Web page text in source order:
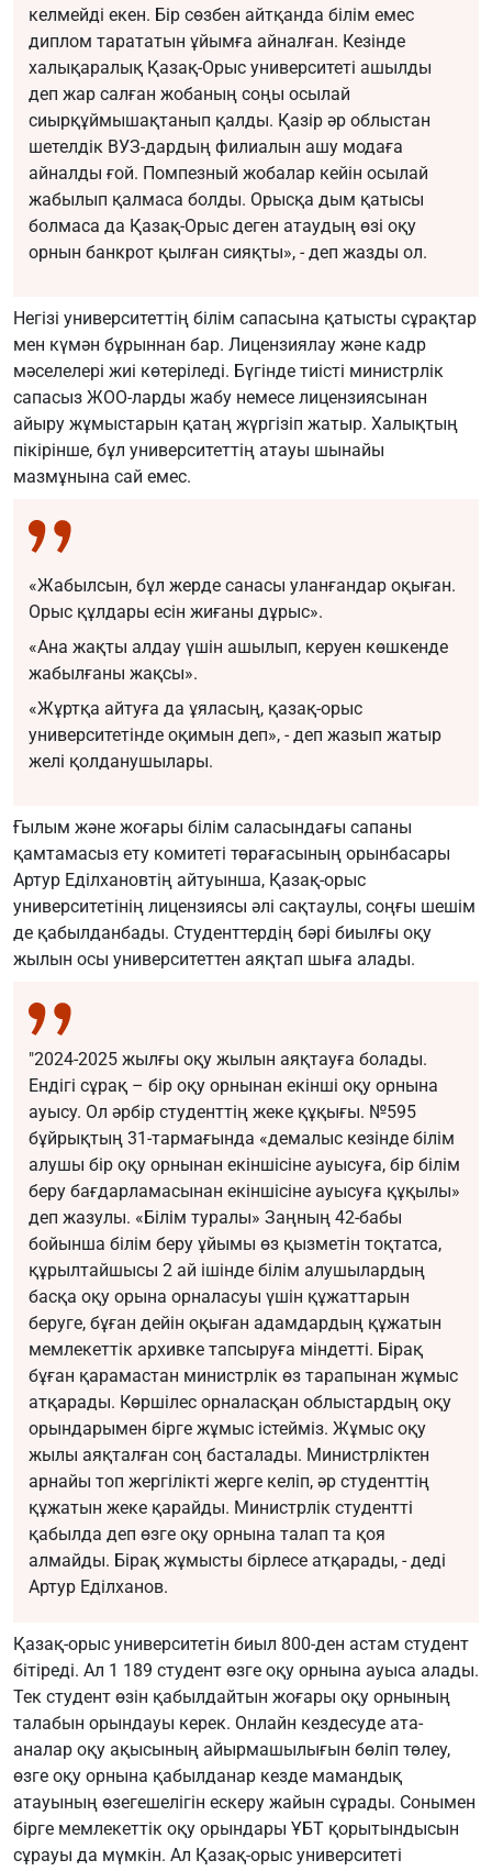
келмейді екен. Бір сөзбен айтқанда білім емес
диплом тарататын ұйымға айналған. Кезінде
халықаралық Қазақ-Орыс университеті ашылды
деп жар салған жобаның соңы осылай
сиырқұймышақтанып қалды. Қазір әр облыстан
шетелдік ВУЗ-дардың филиалын ашу модаға
айналды ғой. Помпезный жобалар кейін осылай
жабылып қалмаса болды. Орысқа дым қатысы
болмаса да Қазақ-Орыс деген атаудың өзі оқу
орнын банкрот қылған сияқты», - деп жазды ол.
Негізі университеттің білім сапасына қатысты сұрақтар
мен күмән бұрыннан бар. Лицензиялау және кадр
мәселелері жиі көтеріледі. Бүгінде тиісті министрлік
сапасыз ЖОО-ларды жабу немесе лицензиясынан
айыру жұмыстарын қатаң жүргізіп жатыр. Халықтың
пікірінше, бұл университеттің атауы шынайы
мазмұнына сай емес.
«Жабылсын, бұл жерде санасы уланғандар оқыған.
Орыс құлдары есін жиғаны дұрыс».
«Ана жақты алдау үшін ашылып, керуен көшкенде
жабылғаны жақсы».
«Жұртқа айтуға да ұяласың, қазақ-орыс
университетінде оқимын деп», - деп жазып жатыр
желі қолданушылары.
Ғылым және жоғары білім саласындағы сапаны
қамтамасыз ету комитеті төрағасының орынбасары
Артур Еділхановтің айтуынша, Қазақ-орыс
университетінің лицензиясы әлі сақтаулы, соңғы шешім
де қабылданбады. Студенттердің бәрі биылғы оқу
жылын осы университеттен аяқтап шыға алады.
"2024-2025 жылғы оқу жылын аяқтауға болады.
Ендігі сұрақ – бір оқу орнынан екінші оқу орнына
ауысу. Ол әрбір студенттің жеке құқығы. №595
бұйрықтың 31-тармағында «демалыс кезінде білім
алушы бір оқу орнынан екіншісіне ауысуға, бір білім
беру бағдарламасынан екіншісіне ауысуға құқылы»
деп жазулы. «Білім туралы» Заңның 42-бабы
бойынша білім беру ұйымы өз қызметін тоқтатса,
құрылтайшысы 2 ай ішінде білім алушылардың
басқа оқу орына орналасуы үшін құжаттарын
беруге, бұған дейін оқыған адамдардың құжатын
мемлекеттік архивке тапсыруға міндетті. Бірақ
бұған қарамастан министрлік өз тарапынан жұмыс
атқарады. Көршілес орналасқан облыстардың оқу
орындарымен бірге жұмыс істейміз. Жұмыс оқу
жылы аяқталған соң басталады. Министрліктен
арнайы топ жергілікті жерге келіп, әр студенттің
құжатын жеке қарайды. Министрлік студентті
қабылда деп өзге оқу орнына талап та қоя
алмайды. Бірақ жұмысты бірлесе атқарады, -деді
Артур Еділханов.
Қазақ-орыс университетін биыл 800-ден астам студент
бітіреді. Ал 1 189 студент өзге оқу орнына ауыса алады.
Тек студент өзін қабылдайтын жоғары оқу орнының
талабын орындауы керек. Онлайн кездесуде ата-
аналар оқу ақысының айырмашылығын бөліп төлеу,
өзге оқу орнына қабылданар кезде мамандық
атауының өзегешелігін ескеру жайын сұрады. Сонымен
бірге мемлекеттік оқу орындары ҰБТ қорытындысын
сұрауы да мүмкін. Ал Қазақ-орыс университеті